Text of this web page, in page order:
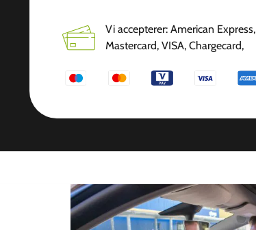
Vi accepterer: American Express,
Mastercard, VISA, Chargecard,